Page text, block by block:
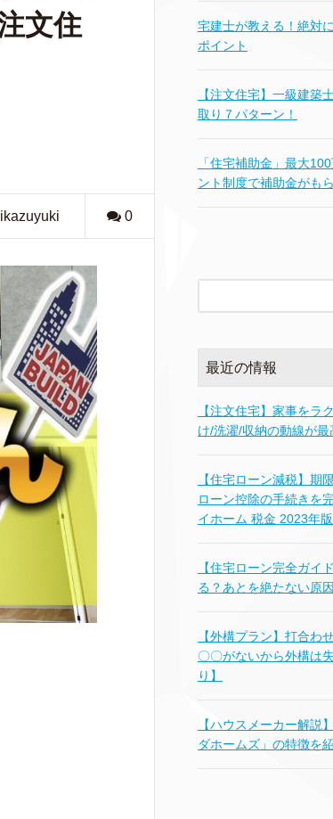
文住
0
宅建士が教える！絶対
ポイント
【注文住宅】一級建築
取り７パターン！
「住宅補助金」最大
ント制度で補助金がも
最近の情報
【注文住宅】家事をラ
け/洗濯/収納の動線が
【住宅ローン減税】期
ローン控除の手続きを
イホーム 税金 2023年版
【住宅ローン完全ガイ
る？あとを絶たない原
【外構プラン】打合わ
〇〇がないから外構は
り】
【ハウスメーカー解説
ダホームズ」の特徴を